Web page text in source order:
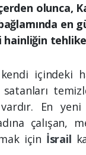
olunca,
en
içindeki
satanları
En
için İsrail